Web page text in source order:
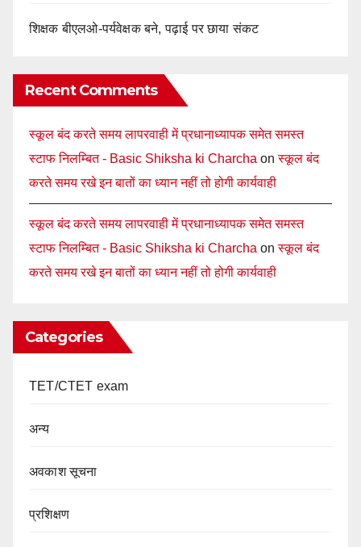
शिक्षक बीएलओ-पर्यवेक्षक बने, पढ़ाई पर छाया संकट
Recent Comments
स्कूल बंद करते समय लापरवाही में प्रधानाध्यापक समेत समस्त
स्टाफ निलम्बित - Basic Shiksha ki Charcha onस्कूल बंद
करते समय रखे इन बातों का ध्यान नहीं तो होगी कार्यवाही
स्कूल बंद करते समय लापरवाही में प्रधानाध्यापक समेत समस्त
स्टाफ निलम्बित - Basic Shiksha ki Charcha onस्कूल बंद
करते समय रखे इन बातों का ध्यान नहीं तो होगी कार्यवाही
Categories
TET/CTET exam
अन्य
अवकाश सूचना
प्रशिक्षण